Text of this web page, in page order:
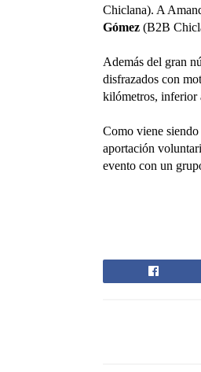
Chiclana). A
Gómez(B2B
Además del gran
disfrazados con
kilómetros, inferior
Como viene
aportación
evento con un